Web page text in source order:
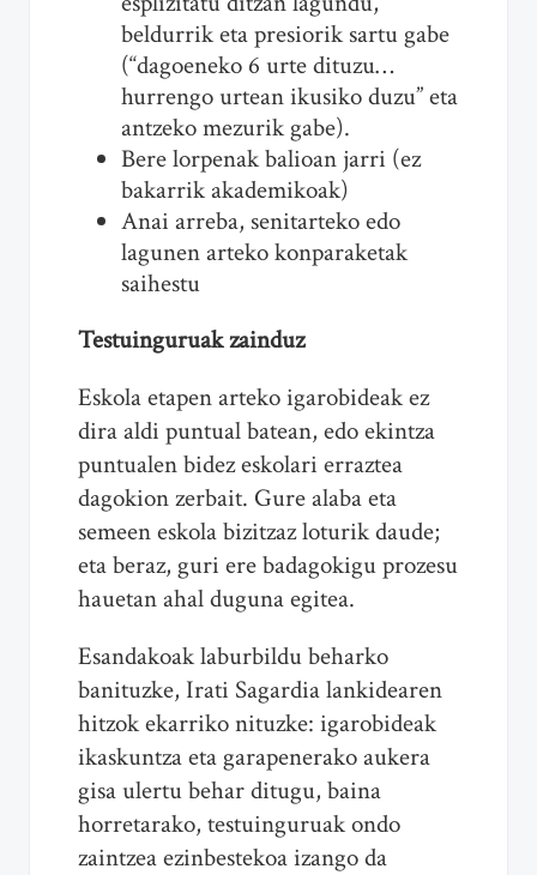
beldurrik eta presiorik sartu gabe
(“dagoeneko 6 urte dituzu…
hurrengo urtean ikusiko duzu” eta
antzeko mezurik gabe).
Bere lorpenak balioan jarri (ez
bakarrik akademikoak)
Anai arreba, senitarteko edo
lagunen arteko konparaketak
saihestu
Testuinguruak zainduz
Eskola etapen arteko igarobideak ez
dira aldi puntual batean, edo ekintza
puntualen bidez eskolari erraztea
dagokion zerbait. Gure alaba eta
semeen eskola bizitzaz loturik daude;
eta beraz, guri ere badagokigu prozesu
hauetan ahal duguna egitea.
Esandakoak laburbildu beharko
banituzke, Irati Sagardia lankidearen
hitzok ekarriko nituzke: igarobideak
ikaskuntza eta garapenerako aukera
gisa ulertu behar ditugu, baina
horretarako, testuinguruak ondo
zaintzea ezinbestekoa izango da